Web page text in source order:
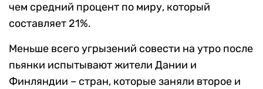
чем средний процент по миру, который
составляет 21%.
Меньше всего угрызений совести на утро после
пьянки испытывают жители Дании и
Финляндии – стран, которые заняли второе и